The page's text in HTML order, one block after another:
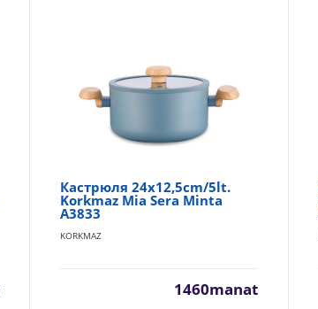
Кастрюля 24x12,5cm/5lt.
Korkmaz Mia Sera Minta
A3833
KORKMAZ
1460manat